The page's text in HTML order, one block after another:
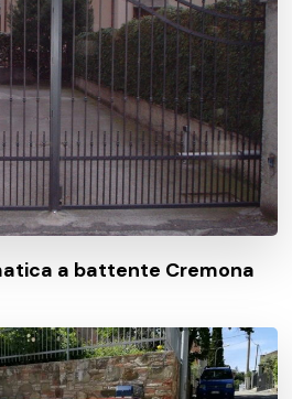
a battente Cremona